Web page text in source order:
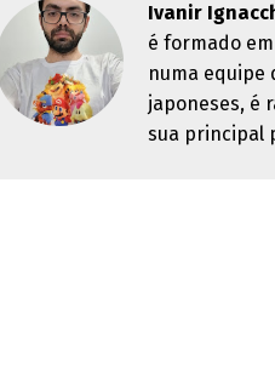
Ivanir
é formado
numa equipe
japoneses, é
sua principal